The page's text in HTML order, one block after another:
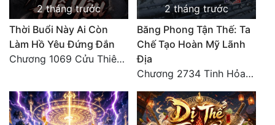
2 tháng trước
Thời Buổi Này Ai Còn
Làm Hồ Yêu Đứng Đắn
Chương 1069 Cửu Thiên Thập Địa Nghiệt Chướng Chân Quân (Đại Kết Cục) (3)
2 tháng trước
Băng Phong Tận Thế: Ta
Chế Tạo Hoàn Mỹ Lãnh
Địa
Chương 2734 Tinh Hỏa (Đại kết cục) (2)